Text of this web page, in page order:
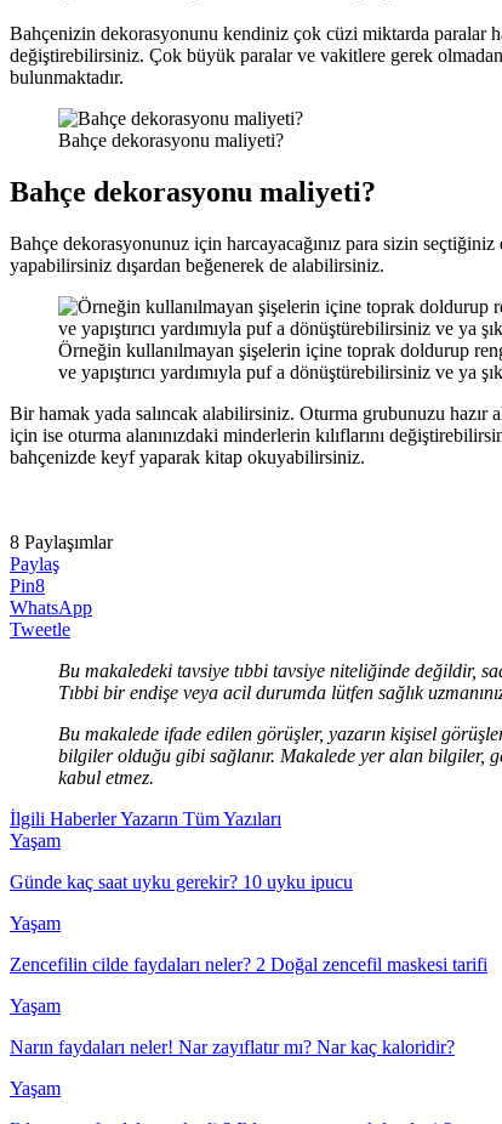
Bahçenizin dekorasyonunu kendiniz çok cüzi miktarda paralar
değiştirebilirsiniz. Çok büyük paralar ve vakitlere gerek
bulunmaktadır.
Bahçe dekorasyonu maliyeti?
Bahçe dekorasyonu maliyeti?
Bahçe dekorasyonunuz için harcayacağınız para sizin
yapabilirsiniz dışardan beğenerek de alabilirsiniz.
Örneğin kullanılmayan şişelerin içine toprak doldurup
ve yapıştırıcı yardımıyla puf a dönüştürebilirsiniz ve ya
Bir hamak yada salıncak alabilirsiniz. Oturma grubunuzu
için ise oturma alanınızdaki minderlerin kılıflarını
bahçenizde keyf yaparak kitap okuyabilirsiniz.
8 Paylaşımlar
Paylaş
Pin8
WhatsApp
Tweetle
Bu makaledeki tavsiye tıbbi tavsiye niteliğinde değildir,
Tıbbi bir endişe veya acil durumda lütfen sağlık
Bu makalede ifade edilen görüşler, yazarın kişisel
bilgiler olduğu gibi sağlanır. Makalede yer alan bilgiler,
kabul etmez.
İlgili HaberlerYazarın Tüm Yazıları
Yaşam
Günde kaç saat uyku gerekir? 10 uyku ipucu
Yaşam
Zencefilin cilde faydaları neler? 2 Doğal zencefil maskesi tarifi
Yaşam
Narın faydaları neler! Nar zayıflatır mı? Nar kaç kaloridir?
Yaşam